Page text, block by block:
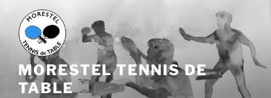
contenu
principal
MORESTEL TENNIS DE
TABLE